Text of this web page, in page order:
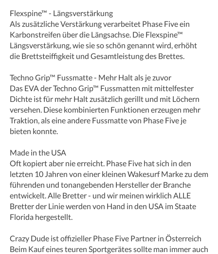
Flexspine™ - Längsverstärkung
Als zusätzliche Verstärkung verarbeitet Phase Five ein
Karbonstreifen über die Längsachse. Die Flexspine™
Längsverstärkung, wie sie so schön genannt wird, erhöht
die Brettsteiffigkeit und Gesamtleistung des Brettes.
Techno Grip™ Fussmatte - Mehr Halt als je zuvor
Das EVA der Techno Grip™ Fussmatten mit mittelfester
Dichte ist für mehr Halt zusätzlich gerillt und mit Löchern
versehen. Diese kombinierten Funktionen erzeugen mehr
Traktion, als eine andere Fussmatte von Phase Five je
bieten konnte.
Made in the USA
Oft kopiert aber nie erreicht. Phase Five hat sich in den
letzten 10 Jahren von einer kleinen Wakesurf Marke zu dem
führenden und tonangebenden Hersteller der Branche
entwickelt. Alle Bretter - und wir meinen wirklich ALLE
Bretter der Linie werden von Hand in den USA im Staate
Florida hergestellt.
Crazy Dude ist offizieller Phase Five Partner in Österreich
Beim Kauf eines teuren Sportgerätes sollte man immer auch